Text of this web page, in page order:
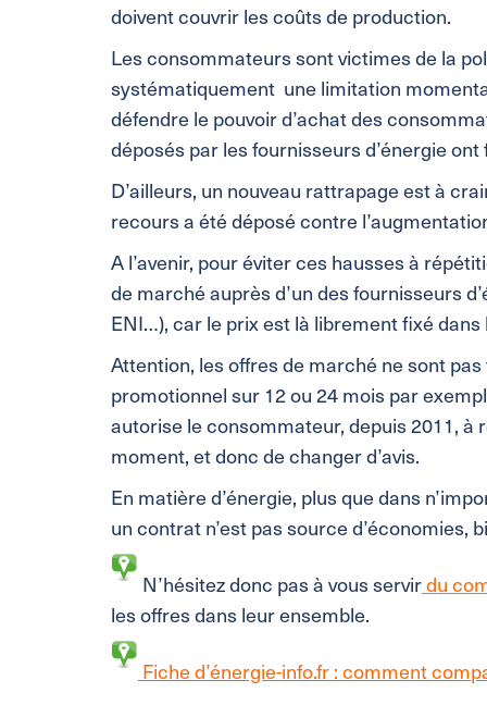
doivent couvrir les coûts de production.
Les consommateurs sont victimes de la
systématiquement une limitation
défendre le pouvoir d’achat des
déposés par les fournisseurs d’énergie
D’ailleurs, un nouveau rattrapage est à
recours a été déposé contre
A l’avenir, pour éviter ces hausses à
de marché auprès d’un des fournisseurs
ENI…), car le prix est là librement fixé dans
Attention, les offres de marché ne sont
promotionnel sur 12 ou 24 mois par
autorise le consommateur, depuis 2011, à
moment, et donc de changer d’avis.
En matière d’énergie, plus que dans
un contrat n’est pas source d’économies,
N’hésitez donc pas à vous servirdu
les offres dans leur ensemble.
Fiche d’énergie-info.fr : comment